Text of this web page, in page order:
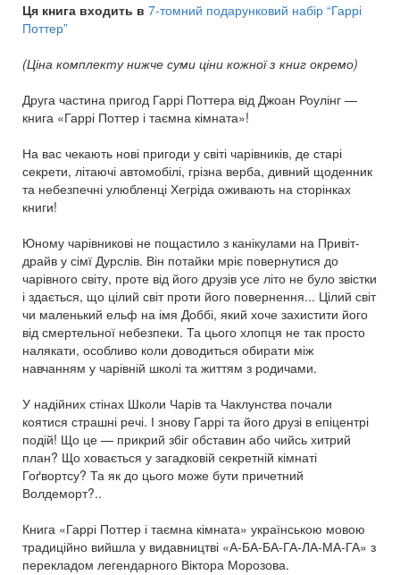
Ця книга входить в 7-томний подарунковий набір “Гаррі
Поттер”
(Ціна комплекту нижче суми ціни кожної з книг окремо)
Друга частина пригод Гаррі Поттера від Джоан Роулінг —
книга «Гаррі Поттер і таємна кімната»!
На вас чекають нові пригоди у світі чарівників, де старі
секрети, літаючі автомобілі, грізна верба, дивний щоденник
та небезпечні улюбленці Хегріда оживають на сторінках
книги!
Юному чарівникові не пощастило з канікулами на Привіт-
драйв у сімї Дурслів. Він потайки мріє повернутися до
чарівного світу, проте від його друзів усе літо не було звістки
і здається, що цілий світ проти його повернення... Цілий світ
чи маленький ельф на імя Доббі, який хоче захистити його
від смертельної небезпеки. Та цього хлопця не так просто
налякати, особливо коли доводиться обирати між
навчанням у чарівній школі та життям з родичами.
У надійних стінах Школи Чарів та Чаклунства почали
коятися страшні речі. І знову Гаррі та його друзі в епіцентрі
подій! Що це — прикрий збіг обставин або чийсь хитрий
план? Що ховається у загадковій секретній кімнаті
Гоґвортсу? Та як до цього може бути причетний
Волдеморт?..
Книга «Гаррі Поттер і таємна кімната» українською мовою
традиційно вийшла у видавництві «А-БА-БА-ГА-ЛА-МА-ГА» з
перекладом легендарного Віктора Морозова.